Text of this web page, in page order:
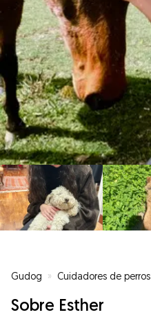
Gudog » Cuidadores de perros
Sobre Esther